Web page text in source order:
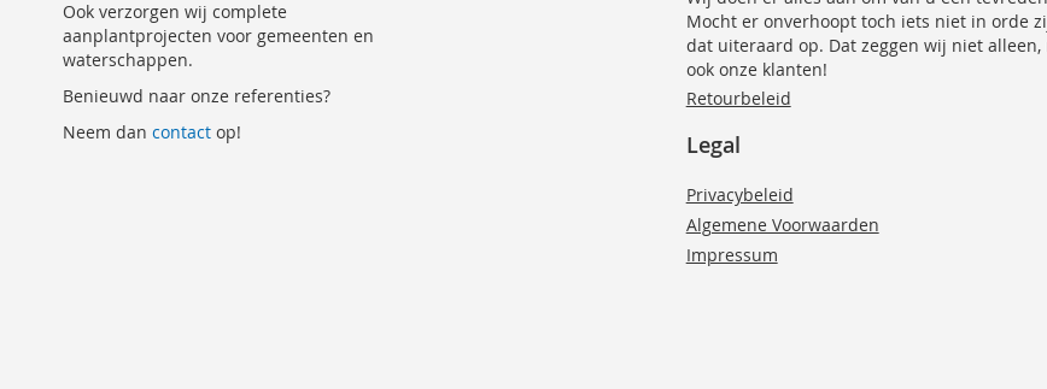
Ook verzorgen wij complete
aanplantprojecten voor gemeenten en
waterschappen.
Benieuwd naar onze referenties?
Neem dan contact op!
Mocht er onverhoopt toch iets niet in orde
dat uiteraard op. Dat zeggen wij niet alleen,
ook onze klanten!
Retourbeleid
Legal
Privacybeleid
Algemene Voorwaarden
Impressum